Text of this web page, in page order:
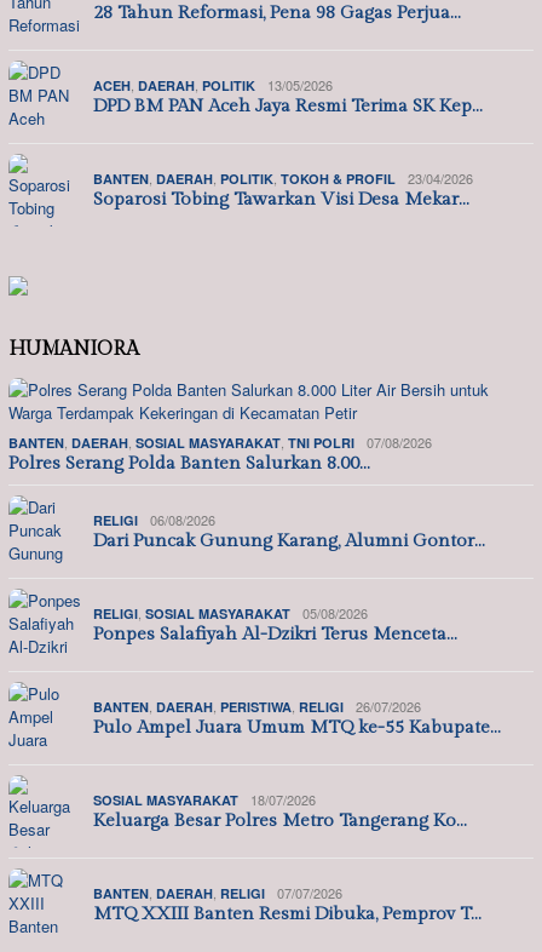
28 Tahun Reformasi, Pena 98 Gagas Perjua…
ACEH, DAERAH, POLITIK 13/05/2026
DPD BM PAN Aceh Jaya Resmi Terima SK Kep…
BANTEN, DAERAH, POLITIK, TOKOH & PROFIL 23/04/2026
Soparosi Tobing Tawarkan Visi Desa Mekar…
HUMANIORA
BANTEN DAERAH SOSIAL MASYARAKAT TNI POLRI 07/08/2026
Polres Serang Polda Banten Salurkan 8.00…
RELIGI 06/08/2026
Dari Puncak Gunung Karang, Alumni Gontor…
RELIGI SOSIAL MASYARAKAT 05/08/2026
Ponpes Salafiyah Al-Dzikri Terus Menceta…
BANTEN DAERAH PERISTIWA RELIGI 26/07/2026
Pulo Ampel Juara Umum MTQ ke-55 Kabupate…
SOSIAL MASYARAKAT 18/07/2026
Keluarga Besar Polres Metro Tangerang Ko…
BANTEN DAERAH RELIGI 07/07/2026
MTQ XXIII Banten Resmi Dibuka, Pemprov T…